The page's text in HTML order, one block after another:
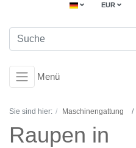
EUR
Menü
Sie sind hier: Maschinengattung
Raupen in